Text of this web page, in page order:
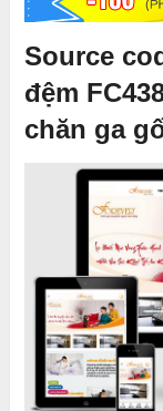
Source
đệm
chăn ga